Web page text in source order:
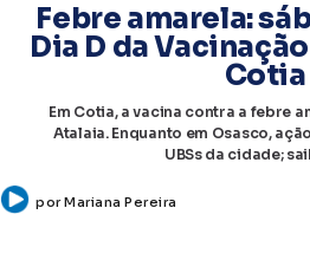
Febre amarela:
Dia D da
Cotia
Em Cotia, a vacina contra a febre
Atalaia. Enquanto em Osasco,
UBSs da cidade;
porMariana Pereira